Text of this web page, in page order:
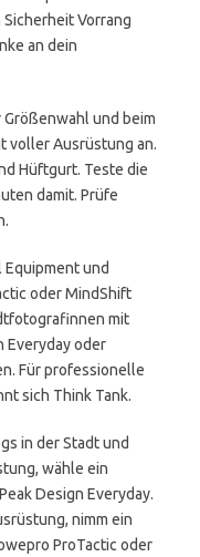
Vorrang
an dein
und beim
voller Ausrüstung an.
Hüftgurt. Teste die
damit. Prüfe
und
oder MindShift
mit
Everyday oder
Für professionelle
sich Think Tank.
in der Stadt und
wähle ein
Design Everyday.
nimm ein
ProTactic oder